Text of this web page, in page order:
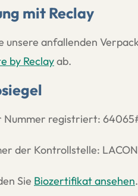
mit Reclay
anfallenden
by Reclayab.
Nummer registriert:
der Kontrollstelle:
Sie Biozertifikat ansehen.